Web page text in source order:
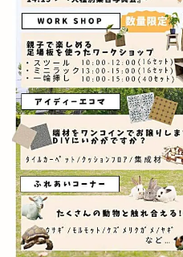
出雲市平田町
出雲市
出雲市役所南側
出雲
出雲市東林木町
出雲
出雲市浜町
出雲市渡
出雲市
出雲市総合体育館
出
出雲市駅
出雲市駅前
出雲市駅南
出雲市駅
出雲平田
出雲平田店
出雲教
出雲文化伝承